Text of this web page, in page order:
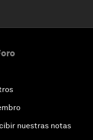
nuestras notas